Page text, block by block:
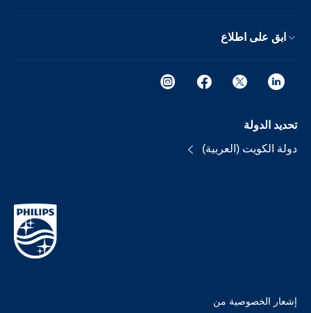
ابق على اطلاع
تحديد الدولة
دولة الكويت (العربية)
إشعار الخصوصية من